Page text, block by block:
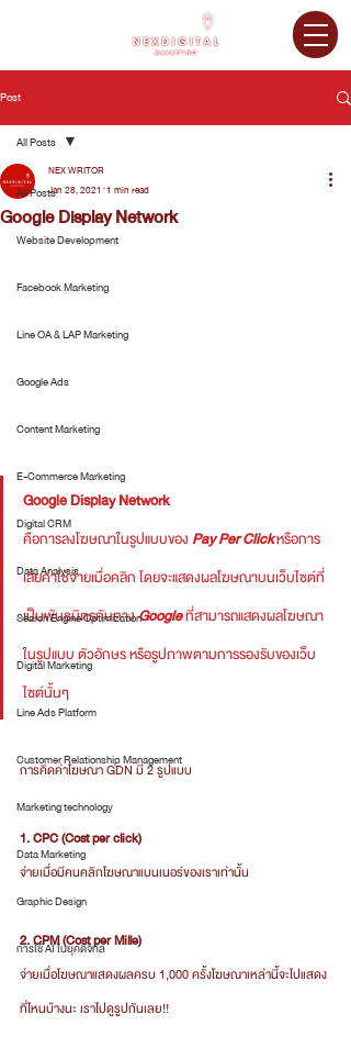
Post
All Posts
Website Development
Facebook Marketing
Line OA & LAP Marketing
Google Ads
Content Marketing
E-Commerce Marketing
Digital CRM
Data Analysis
Search Engine Optimization
Digital Marketing
Line Ads Platform
Customer Relationship Management
Marketing technology
Data Marketing
Graphic Design
การใช้ AI ในยุคดิจิทัล
All Posts
Google Display Network
NEX WRITOR
Jan 28, 2021 1 min read
Google Display Network
คือการลงโฆษณาในรูปแบบของ Pay Per Click หรือการ
เสียค่าใช้จ่ายเมื่อคลิก โดยจะแสดงผลโฆษณาบนเว็บไซต์ที่
เป็นพันธมิตรกับทาง Google ที่สามารถแสดงผลโฆษณา
ในรูปแบบ ตัวอักษร หรือรูปภาพตามการรองรับของเว็บ
ไซต์นั้นๆ
การคิดค่าโฆษณา GDN มี 2 รูปแบบ
1. CPC (Cost per click)
จ่ายเมื่อมีคนคลิกโฆษณาแบนเนอร์ของเราเท่านั้น
2. CPM (Cost per Mille)
จ่ายเมื่อโฆษณาแสดงผลครบ 1,000 ครั้งโฆษณาเหล่านี้จะไปแสดง
ที่ไหนบ้างนะ เราไปดูรูปกันเลย!!